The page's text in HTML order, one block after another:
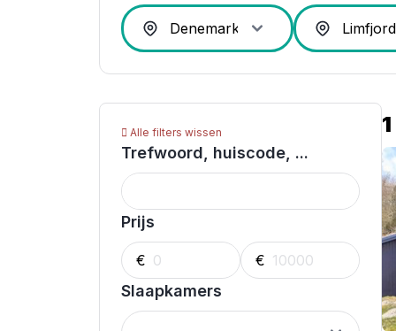
Alle filters wissen
Trefwoord, huiscode, ...
Prijs
€ €
Slaapkamers
1